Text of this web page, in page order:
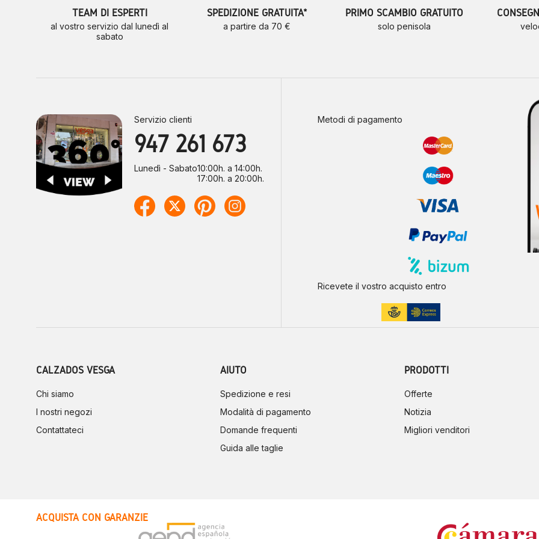
TEAM DI ESPERTI
al vostro servizio dal lunedì al
sabato
SPEDIZIONE GRATUITA*
a partire da 70 €
PRIMO SCAMBIO GRATUITO
solo penisola
Servizio clienti
947 261 673
Lunedì - Sabato10:00h. a 14:00h.
17:00h. a 20:00h.
Metodi di pagamento
Ricevete il vostro acquisto entro
CALZADOS VESGA
Chi siamo
I nostri negozi
Contattateci
AIUTO
Spedizione e resi
Modalità di pagamento
Domande frequenti
Guida alle taglie
PRODOTTI
Offerte
Notizia
Migliori venditori
ACQUISTA CON GARANZIE